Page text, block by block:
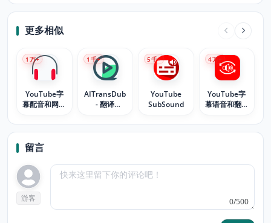
更多相似
YouTube字
幕配音和网页
1 万+
AITransDub
- 翻译
视频与字幕播
放器
1 千+
YouTube
SubSound
5千+
YouTube字
幕语音和翻译
4万+
留言
游客 0/500